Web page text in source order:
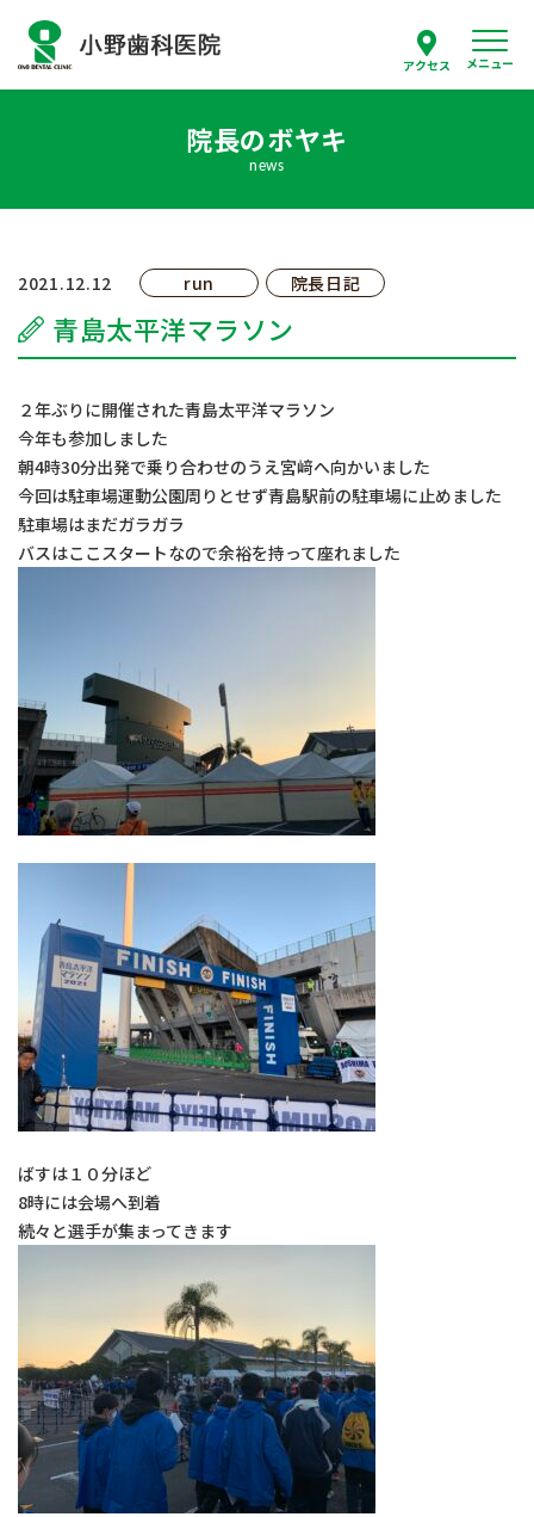
アクセス
院長のボヤキ
news
2021.12.12 run 院長日記
青島太平洋マラソン
２年ぶりに開催された青島太平洋マラソン
今年も参加しました
朝4時30分出発で乗り合わせのうえ宮﨑へ向かいました
今回は駐車場運動公園周りとせず青島駅前の駐車場に止めました
駐車場はまだガラガラ
バスはここスタートなので余裕を持って座れました
ばすは１０分ほど
8時には会場へ到着
続々と選手が集まってきます
メニュー
はじめての方へ
採用情報
よくあるご質問
院長のボヤキ
お問い合わせ
予約のお電話はこちらから
tel.096-389-8885（受付時間：9:00-18:30）